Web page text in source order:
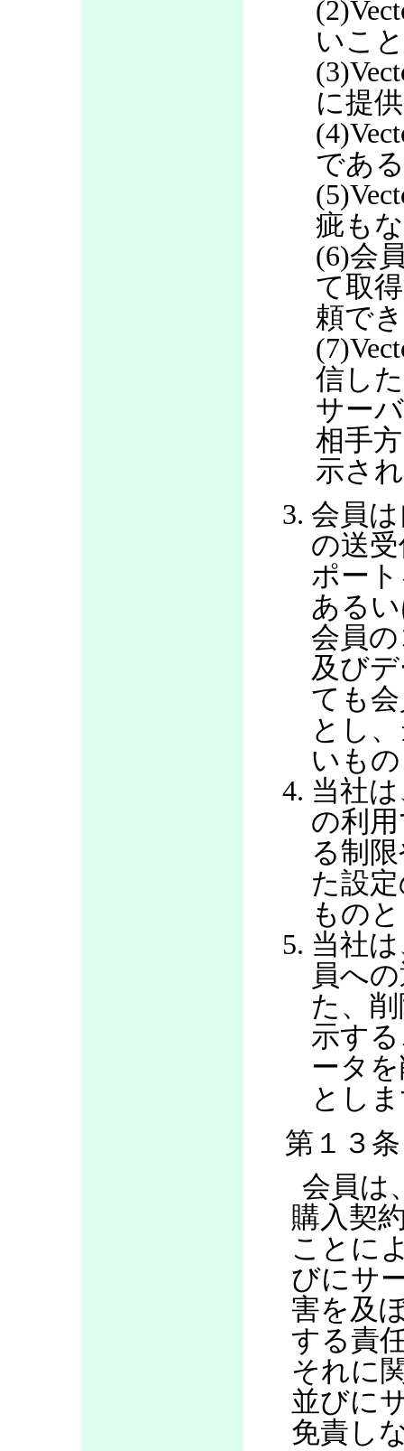
いこと
に提
であ
疵も
(6)会
て取
頼で
信し
サー
相手
示さ
会員
の送
ポー
ある
会員
及び
ても
とし
いも
当社
の利
る制
た設
もの
当社
員へ
た、
示す
ータ
とし
第１３
会員は
購入契
ことに
びにサ
害を及
する責
それに
並びに
免責し